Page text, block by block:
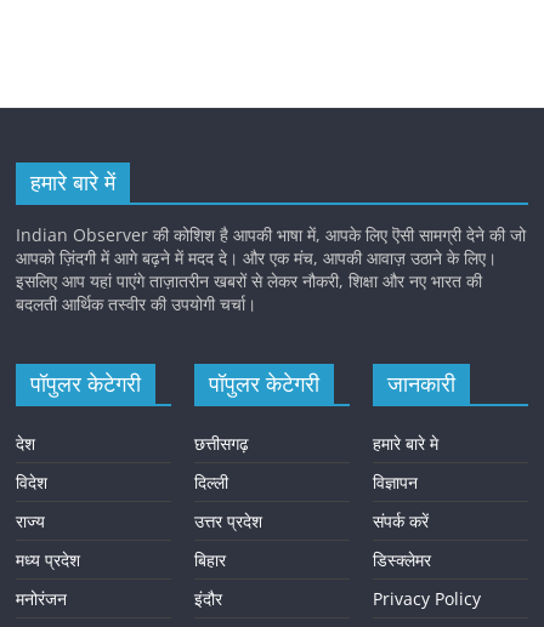
हमारे बारे में
Indian Observer की कोशिश है आपकी भाषा में, आपके लिए ऎसी सामग्री देने की जो
आपको ज़िंदगी में आगे बढ़ने में मदद दे। और एक मंच, आपकी आवाज़ उठाने के लिए।
इसलिए आप यहां पाएंगे ताज़ातरीन खबरों से लेकर नौकरी, शिक्षा और नए भारत की
बदलती आर्थिक तस्वीर की उपयोगी चर्चा।
पॉपुलर केटेगरी
देश
विदेश
राज्य
मध्य प्रदेश
मनोरंजन
पॉपुलर केटेगरी
छत्तीसगढ़
दिल्ली
उत्तर प्रदेश
बिहार
इंदौर
जानकारी
हमारे बारे मे
विज्ञापन
संपर्क करें
डिस्क्लेमर
Privacy Policy